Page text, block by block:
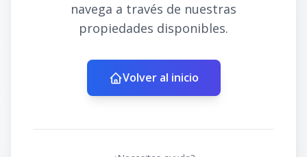
navega a través de nuestras
propiedades disponibles.
Volver al inicio